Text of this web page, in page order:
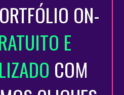
ON-
E
COM